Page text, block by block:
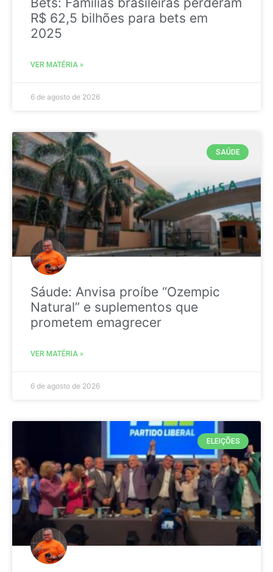
R$ 62,5 bilhões para bets em
2025
VER MATÉRIA »
6 de agosto de 2026
SAÚDE
Sáude: Anvisa proíbe “Ozempic
Natural” e suplementos que
prometem emagrecer
VER MATÉRIA »
6 de agosto de 2026
ELEIÇÕES